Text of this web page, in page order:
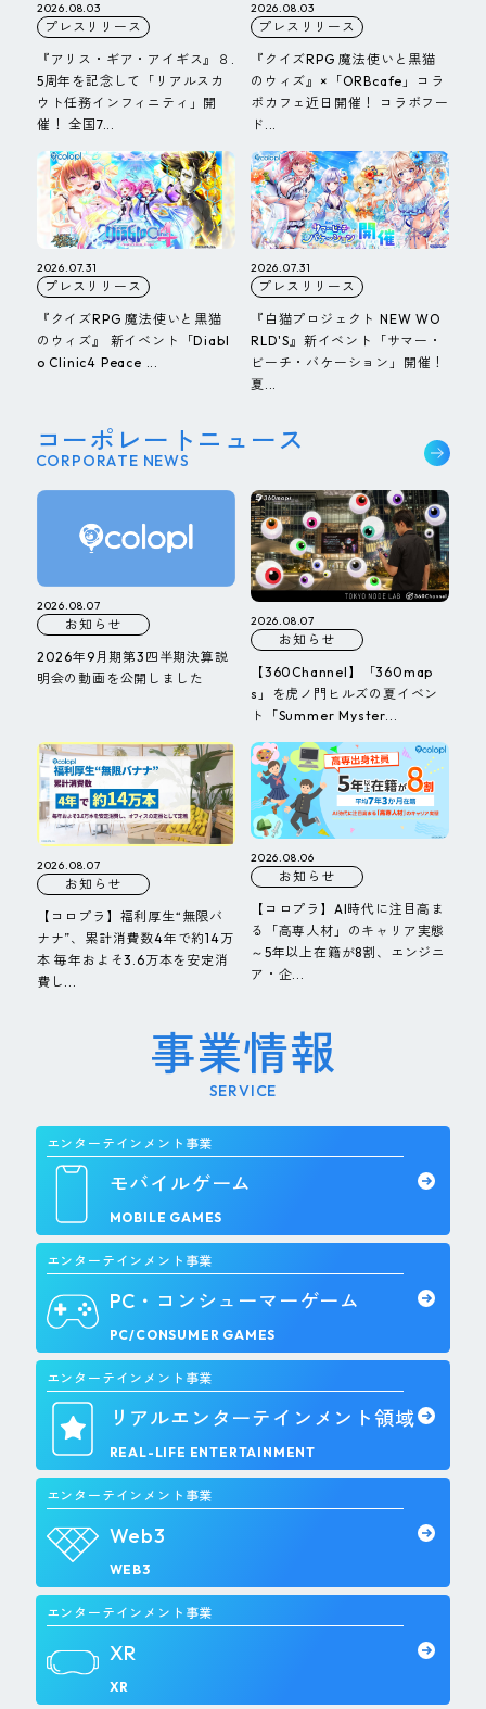
2026.08.03
プレスリリース
『アリス・ギア・アイギス』８.
5周年を記念して「リアルスカ
ウト任務インフィニティ」開
催！ 全国7...
2026.08.03
プレスリリース
『クイズRPG 魔法使いと黒猫
のウィズ』×「ORBcafe」コラ
ボカフェ近日開催！ コラボフー
ド...
2026.07.31
プレスリリース
『クイズRPG 魔法使いと黒猫
のウィズ』 新イベント「Diabl
o Clinic4 Peace ...
2026.07.31
プレスリリース
『白猫プロジェクト NEW WO
RLD'S』新イベント「サマー・
ビーチ・バケーション」開催！
夏...
コーポレートニュース
CORPORATE NEWS
2026.08.07
お知らせ
2026年9月期第3四半期決算説
明会の動画を公開しました
2026.08.07
お知らせ
【360Channel】「360map
s」を虎ノ門ヒルズの夏イベン
ト「Summer Myster...
2026.08.07
お知らせ
【コロプラ】福利厚生“無限バ
ナナ”、累計消費数4年で約14万
本 毎年およそ3.6万本を安定消
費し...
2026.08.06
お知らせ
【コロプラ】AI時代に注目高ま
る「高専人材」のキャリア実態
～5年以上在籍が8割、エンジニ
ア・企...
事業情報
SERVICE
エンターテインメント事業
モバイルゲーム
MOBILE GAMES
エンターテインメント事業
PC・コンシューマーゲーム
PC/CONSUMER GAMES
エンターテインメント事業
リアルエンターテインメント領域
REAL-LIFE ENTERTAINMENT
エンターテインメント事業
Web3
WEB3
エンターテインメント事業
XR
XR